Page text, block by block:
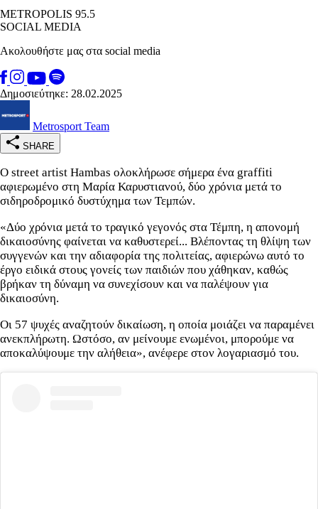
METROPOLIS 95.5
SOCIAL MEDIA
Ακολουθήστε μας στα social media
Δημοσιεύτηκε: 28.02.2025
Metrosport Team
SHARE
Ο street artist Hambas ολοκλήρωσε σήμερα ένα graffiti
αφιερωμένο στη Μαρία Καρυστιανού, δύο χρόνια μετά το
σιδηροδρομικό δυστύχημα των Τεμπών.
«Δύο χρόνια μετά το τραγικό γεγονός στα Τέμπη, η απονομή
δικαιοσύνης φαίνεται να καθυστερεί... Βλέποντας τη θλίψη των
συγγενών και την αδιαφορία της πολιτείας, αφιερώνω αυτό το
έργο ειδικά στους γονείς των παιδιών που χάθηκαν, καθώς
βρήκαν τη δύναμη να συνεχίσουν και να παλέψουν για
δικαιοσύνη.
Οι 57 ψυχές αναζητούν δικαίωση, η οποία μοιάζει να παραμένει
ανεκπλήρωτη. Ωστόσο, αν μείνουμε ενωμένοι, μπορούμε να
αποκαλύψουμε την αλήθεια», ανέφερε στον λογαριασμό του.